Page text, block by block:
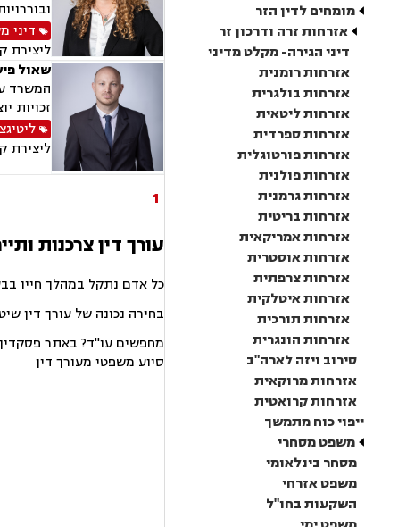
מומחים לדין הזר
אזרחות זרה ודרכון זר
דיני הגירה- מקלט מדיני
אזרחות רומנית
אזרחות בולגרית
אזרחות ליטאית
אזרחות ספרדית
אזרחות פורטוגלית
אזרחות פולנית
אזרחות גרמנית
אזרחות בריטית
אזרחות אמריקאית
אזרחות אוסטרית
אזרחות צרפתית
אזרחות איטלקית
אזרחות תורכית
אזרחות הונגרית
סירוב ויזה לארה"ב
אזרחות מרוקאית
אזרחות קרואטית
ייפוי כוח מתמשך
משפט מסחרי
מסחר בינלאומי
משפט אזרחי
השקעות בחו"ל
דיני
ליצירת
שאול
המשרד
זכויות
ליצירת
1
עורך דין צרכנות
כל אדם נתקל במהלך חייו
בחירה נכונה של עורך דין
מחפשים עו"ד? באתר פסקדין
סיוע משפטי מעורך דין